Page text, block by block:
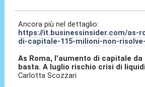
Ancora più nel dettaglio:
https://it.businessinsider.com/as-
di-capitale-115-milioni-non-
As Roma, l'aumento di capitale da
basta. A luglio rischio crisi di
Carlotta Scozzari